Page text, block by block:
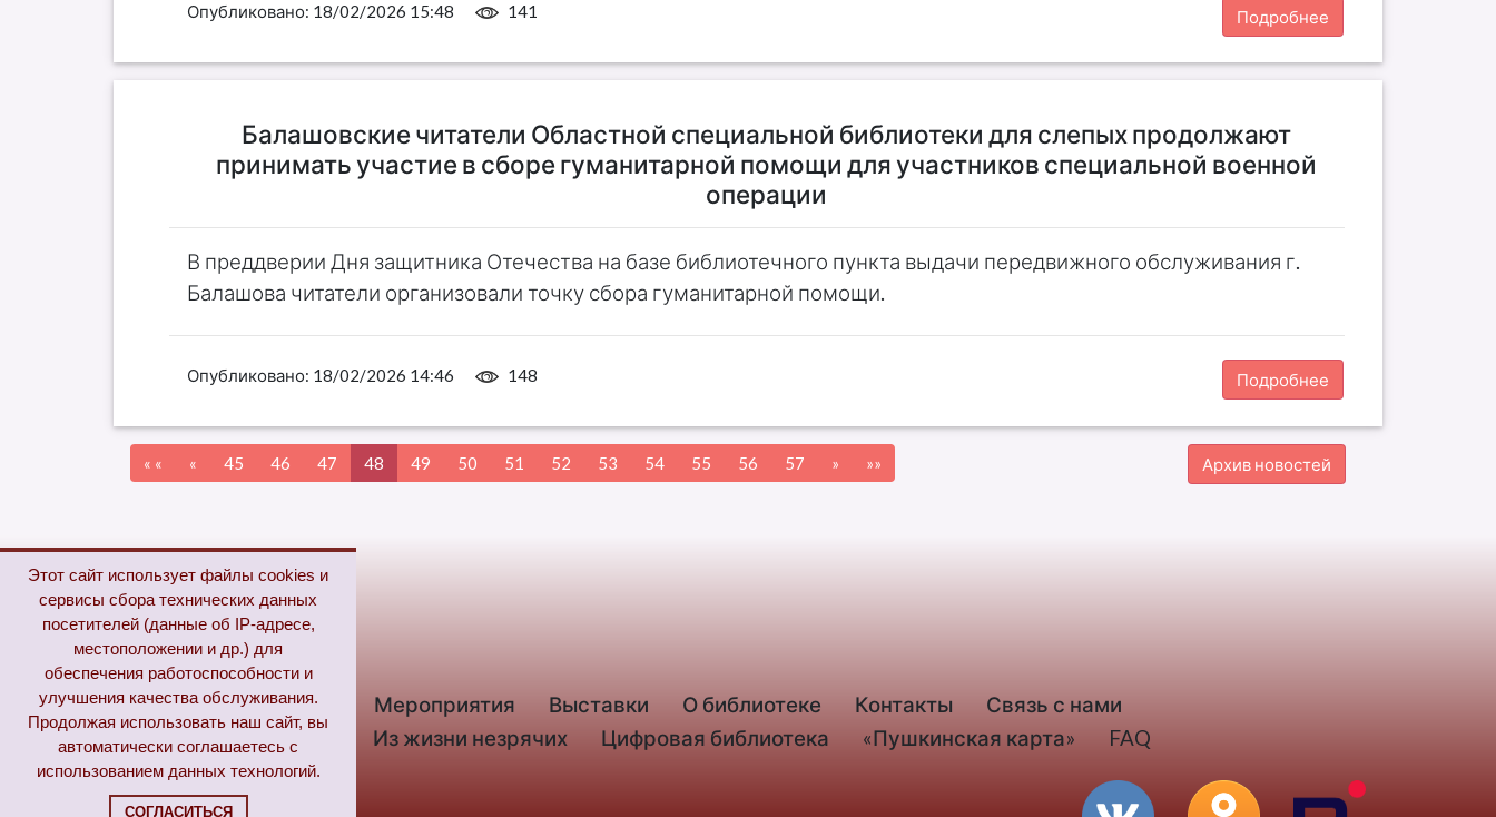
Опубликовано: 18/02/2026 15:48 141 Подробнее
Балашовские читатели Областной специальной библиотеки для слепых продолжают
принимать участие в сборе гуманитарной помощи для участников специальной военной
операции
В преддверии Дня защитника Отечества на базе библиотечного пункта выдачи передвижного обслуживания г.
Балашова читатели организовали точку сбора гуманитарной помощи.
Опубликовано: 18/02/2026 14:46 148 Подробнее
« « « 45 46 47 48 49 50 51 52 53 54 55 56 57 » »» Архив новостей
Этот сайт использует файлы cookies и
сервисы сбора технических данных
посетителей (данные об IP-адресе,
местоположении и др.) для
обеспечения работоспособности и
улучшения качества обслуживания.
Продолжая использовать наш сайт, вы
автоматически соглашаетесь с
использованием данных технологий.
СОГЛАСИТЬСЯ
Полное меню
Главная Новости Мероприятия Выставки О библиотеке Контакты
Связь с нами
Новые поступления
Из жизни незрячих Цифровая библиотека «Пушкинская карта» FAQ